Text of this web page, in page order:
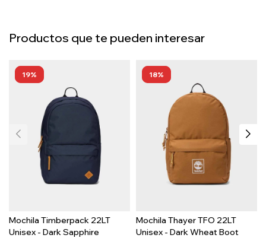
Productos que te pueden interesar
19
Mochila Timberpack 22LT
Unisex - Dark Sapphire
18
Mochila Thayer TFO 22LT
Unisex - Dark Wheat Boot